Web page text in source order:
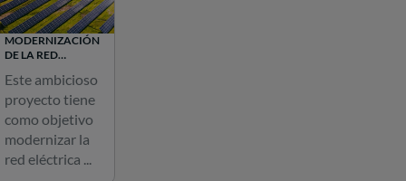
n
a
n
z
a
s
v
e
MODERNIZACIÓN
DE LA RED
SUR DE UCRANIA
Este ambicioso
proyecto tiene
como objetivo
modernizar la
red eléctrica ...